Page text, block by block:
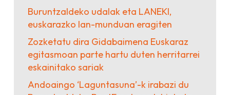
Buruntzaldeko udalak eta LANEKI,
euskarazko lan-munduan eragiten
Zozketatu dira Gidabaimena Euskaraz
egitasmoan parte hartu duten herritarrei
eskainitako sariak
Andoaingo ‘Laguntasuna’-k irabazi du